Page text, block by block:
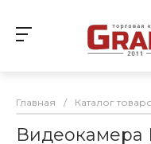
Главная / Каталог
Видеокамера